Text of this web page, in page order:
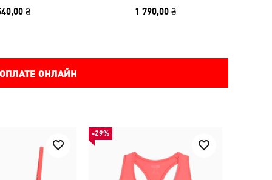
₴ 1 790,00 ₴
ОНЛАЙН
-29%